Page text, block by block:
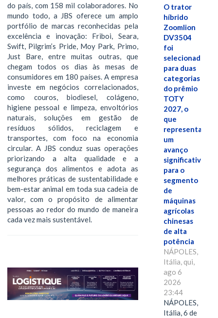
do país, com 158 mil colaboradores. No
mundo todo, a JBS oferece um amplo
portfólio de marcas reconhecidas pela
excelência e inovação: Friboi, Seara,
Swift, Pilgrim’s Pride, Moy Park, Primo,
Just Bare, entre muitas outras, que
chegam todos os dias às mesas de
consumidores em 180 países. A empresa
investe em negócios correlacionados,
como couros, biodiesel, colágeno,
higiene pessoal e limpeza, envoltórios
naturais, soluções em gestão de
resíduos sólidos, reciclagem e
transportes, com foco na economia
circular. A JBS conduz suas operações
priorizando a alta qualidade e a
segurança dos alimentos e adota as
melhores práticas de sustentabilidade e
bem-estar animal em toda sua cadeia de
valor, com o propósito de alimentar
pessoas ao redor do mundo de maneira
cada vez mais sustentável.
O trator
híbrido
Zoomlion
DV3504
foi
selecionado
para duas
categorias
do prêmio
TOTY
2027, o
que
representa
um
avanço
significativo
para o
segmento
de
máquinas
agrícolas
chinesas
de alta
potência
NÁPOLES,
Itália, qui,
ago 6
2026
23:44
NÁPOLES,
Itália, 6 de